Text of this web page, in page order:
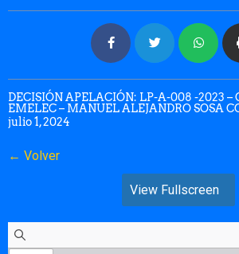
DECISIÓN APELACIÓN: LP-A-008 -2023 –
EMELEC – MANUEL ALEJANDRO SOSA
julio 1, 2024
← Volver
View Fullscreen